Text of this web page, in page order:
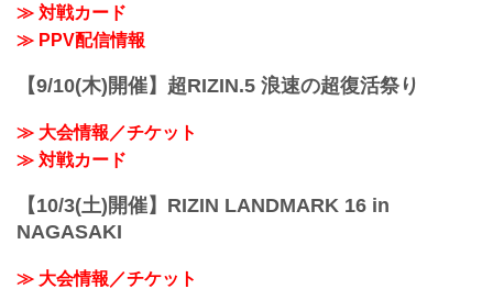
≫ 対戦カード
≫ PPV配信情報
【9/10(木)開催】超RIZIN.5 浪速の超復活祭り
≫ 大会情報／チケット
≫ 対戦カード
【10/3(土)開催】RIZIN LANDMARK 16 in
NAGASAKI
≫ 大会情報／チケット